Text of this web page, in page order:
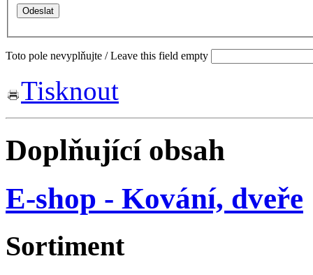
Toto pole nevyplňujte / Leave this field empty
Tisknout
Doplňující obsah
E-shop - Kování, dveře
Sortiment